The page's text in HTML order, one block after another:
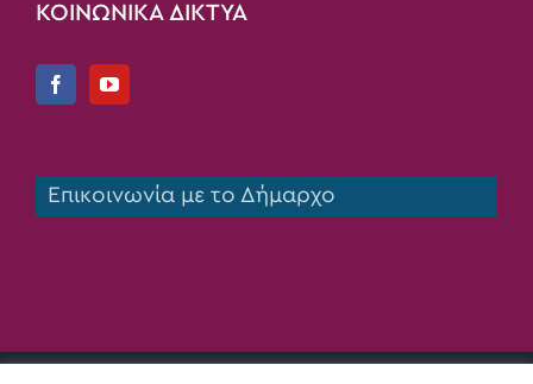
ΚΟΙΝΩΝΙΚΑ ΔΙΚΤΥΑ
Επικοινωνία με το Δήμαρχο